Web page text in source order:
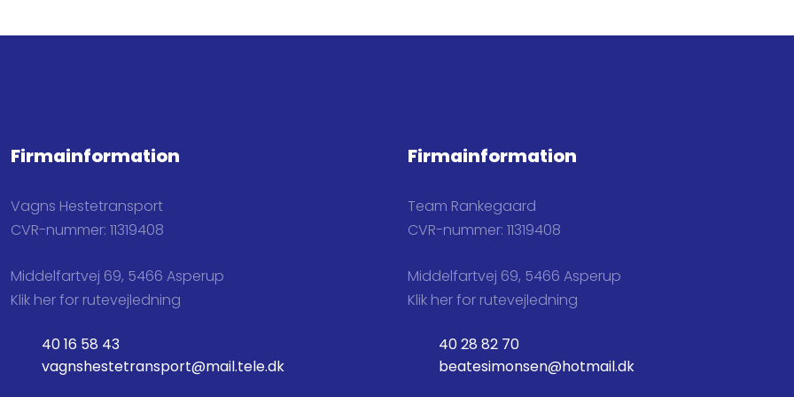
Firmainformation
Vagns Hestetransport
CVR-nummer: 11319408
Middelfartvej 69, 5466 Asperup
Klik her for rutevejledning
40 16 58 43
vagnshestetransport@mail.tele.dk
Firmainformation
Team Rankegaard
CVR-nummer: 11319408
Middelfartvej 69, 5466 Asperup
Klik her for rutevejledning
40 28 82 70
beatesimonsen@hotmail.dk